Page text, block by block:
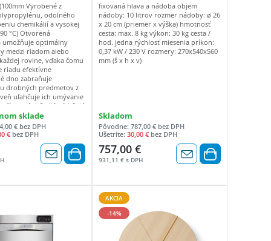
Vyrobené z
odolného
chemikálií a vysokej
°C) Otvorená
umožňuje optimálny
medzi riadom alebo
rovine, vďaka čomu
riadu efektívne
dno zabraňuje
drobných predmetov z
uľahčuje ich umývanie
držadlá uľahčujú
Možnosť stohovania
ušetriť miesto
sklade
€ bez DPH
€bez DPH
fixovaná hlava a nádoba objem
nádoby: 10 litrov rozmer nádoby: ø 26
x 20 cm (priemer x výška) hmotnosť
cesta: max. 8 kg výkon: 30 kg cesta /
hod. jedna rýchlosť miesenia príkon:
0,37 kW / 230 V rozmery: 270x540x560
mm (š x h x v)
Skladom
Pôvodne: 787,00 € bez DPH
Ušetríte:30,00 € bez DPH
757,00 €
931,11 € s DPH
AKCIA
-14%